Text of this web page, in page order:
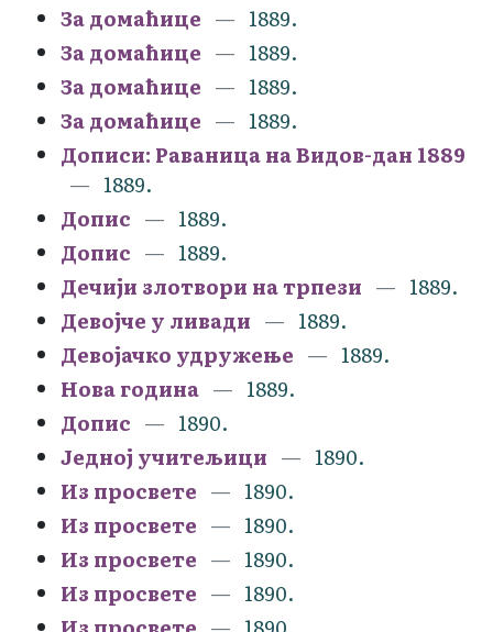
За домаћице
1889.
За домаћице
1889.
За домаћице
1889.
За домаћице
1889.
Дописи: Раваница на Видов-дан 1889
1889.
Допис
1889.
Допис
1889.
Дечији злотвори на трпези
1889.
Девојче у ливади
1889.
Девојачко удружење
1889.
Нова година
1889.
Допис
1890.
Једној учитељици
1890.
Из просвете
1890.
Из просвете
1890.
Из просвете
1890.
Из просвете
1890.